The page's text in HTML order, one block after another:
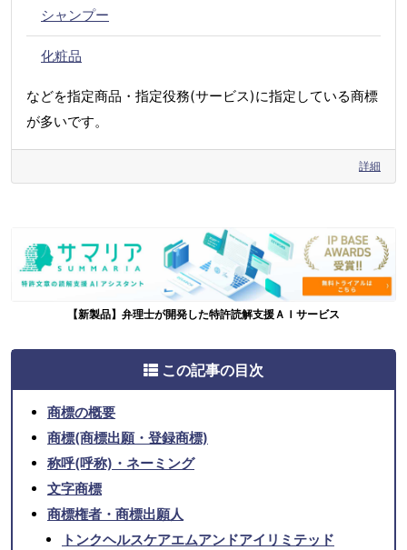
シャンプー
化粧品
などを指定商品・指定役務(サービス)に指定している商標
が多いです。
詳細
【新製品】弁理士が開発した特許読解支援ＡＩサービス
この記事の目次
商標の概要
商標(商標出願・登録商標)
称呼(呼称)・ネーミング
文字商標
商標権者・商標出願人
トンクヘルスケアエムアンドアイリミテッド